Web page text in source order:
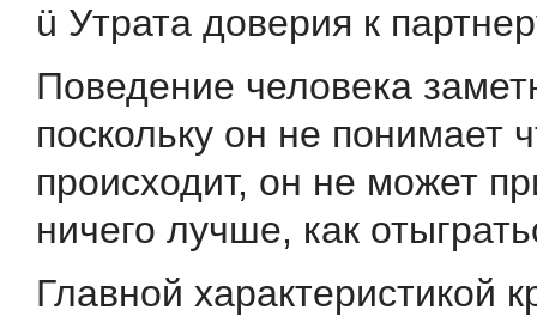
ü Утрата доверия к
Поведение человека
поскольку он не понимает
происходит, он не может
ничего лучше, как
Главной характеристикой